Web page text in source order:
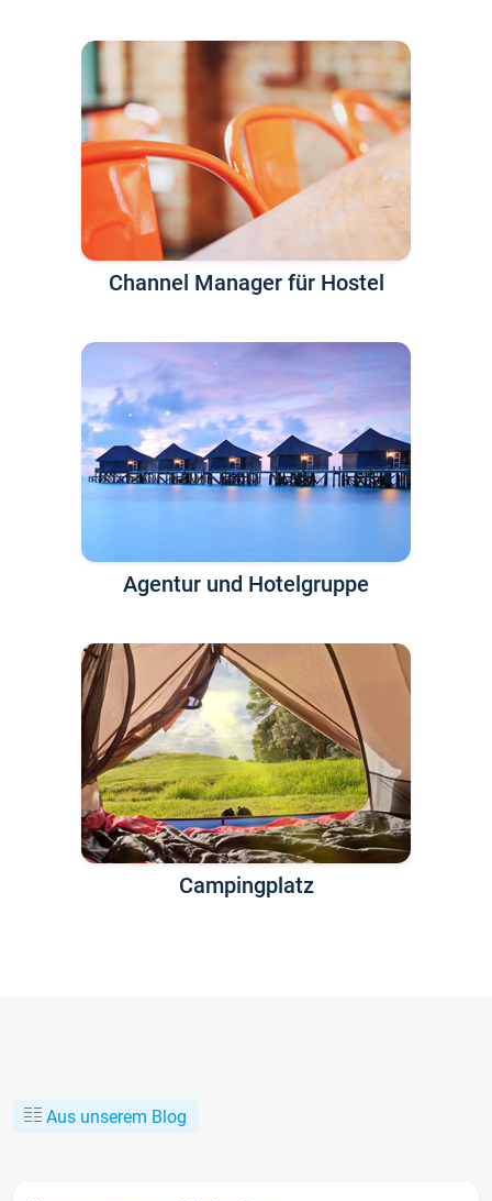
Channel Manager für Hostel
Agentur und Hotelgruppe
Campingplatz
Aus unserem Blog